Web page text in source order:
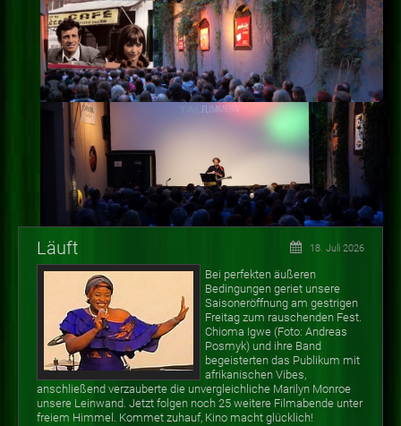
Läuft 18. Juli 2026
Bei perfekten äußeren
Bedingungen geriet unsere
Saisoneröffnung am gestrigen
Freitag zum rauschenden Fest.
Chioma Igwe (Foto: Andreas
Posmyk) und ihre Band
begeisterten das Publikum mit
afrikanischen Vibes,
anschließend verzauberte die unvergleichliche Marilyn Monroe
unsere Leinwand. Jetzt folgen noch 25 weitere Filmabende unter
freiem Himmel. Kommet zuhauf, Kino macht glücklich!